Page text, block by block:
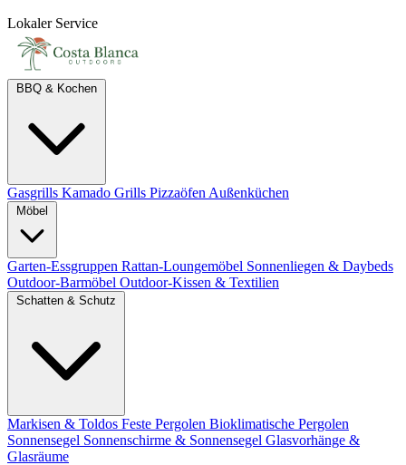
Lokaler Service
Gasgrills Kamado Grills Pizzaöfen Außenküchen
Garten-Essgruppen Rattan-Loungemöbel Sonnenliegen & Daybeds
Outdoor-Barmöbel Outdoor-Kissen & Textilien
Markisen & Toldos Feste Pergolen Bioklimatische Pergolen
Sonnensegel Sonnenschirme & Sonnensegel Glasvorhänge &
Glasräume